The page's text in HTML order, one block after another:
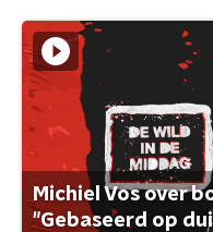
Michiel Vos over
"Gebaseerd op